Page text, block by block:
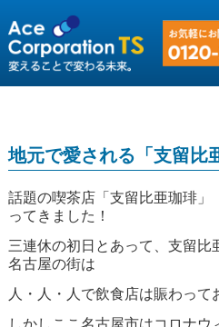
地元で愛される「支留比
話題の喫茶店「支留比亜珈琲」
ってきました！
三連休の初日とあって、支留比
名古屋の街は
人・人・人で飲食店は賑わって